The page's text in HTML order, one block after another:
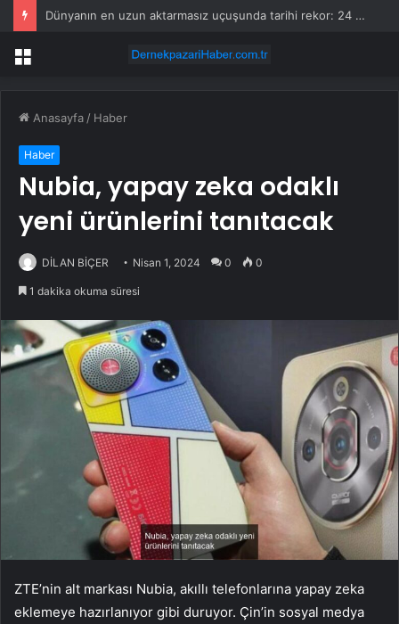
Dünyanın en uzun aktarmasız uçuşunda tarihi rekor: 24 saatten fazla havada kaldılar
Menü
Anasayfa / Haber
Haber
Nubia, yapay zeka odaklı
yeni ürünlerini tanıtacak
DİLAN BİÇER Nisan 1, 2024 0 0
1 dakika okuma süresi
ZTE’nin alt markası Nubia, akıllı telefonlarına yapay zeka
eklemeye hazırlanıyor gibi duruyor. Çin’in sosyal medya